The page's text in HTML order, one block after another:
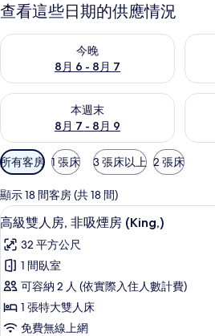
查看這些日期的供應情況
今晚
8月 6 - 8月 7
查看今晚 (8月 6 - 8月 7) 的供應情況查看
本週末
8月 7 - 8月 9
查看本週末 (8月 7 - 8月 9) 的供應情況
查看
可
用
的
客
房
篩
選
條
所有客房 1 張床 3 張床以上 2 張床
顯示 18 間客房 (共 18 間)
顯
示
高
級
雙
人
高級
16
高級雙人房, 非吸煙房 (King,)
32 平方公尺
1 間臥室
可容納 2 人 (依實際入住人數計費)
1 張特大雙人床
免費無線上網